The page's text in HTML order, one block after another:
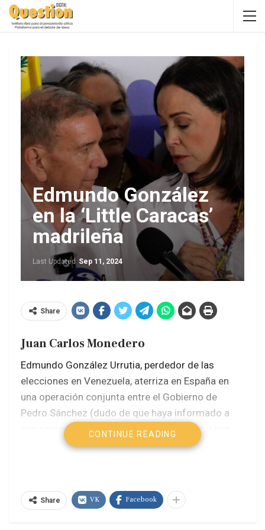
Edmundo González
en la ‘Little Caracas’
madrileña
Last Updated Sep 11, 2024
Share
Juan Carlos Monedero
Edmundo González Urrutia, perdedor de las
elecciones en Venezuela, aterriza en España en
una operación conjunta entre el Gobierno de
Pedro Sánchez (dudo de que haya informado a
sus socios), las autoridades venezolanas y, por
supuesto, el Departamento de Estado
como pasa en tantos sitios a tiro de piedra de los
EE.UU., ha sido simplemente un anfitrión que hace
CONTINUE READING
Share VK Facebook